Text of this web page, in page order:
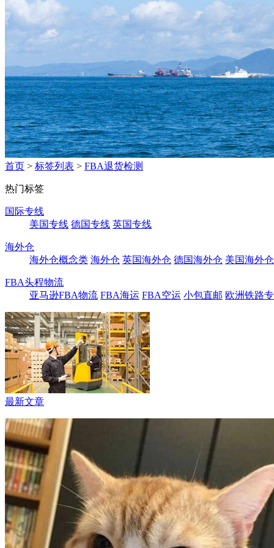
首页 > 标签列表 > FBA退货检测
热门标签
国际专线
美国专线 德国专线 英国专线
海外仓
海外仓概念类 海外仓 英国海外仓 德国海外仓 美国海外仓
FBA头程物流
亚马逊FBA物流 FBA海运 FBA空运 小包直邮 欧洲铁路
最新文章